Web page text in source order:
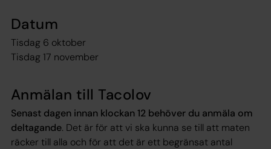
Datum
Tisdag 6 oktober
Tisdag 17 november
Anmälan till Tacolov
Senast dagen innan klockan 12 behöver du anmäla om
deltagande. Det är för att vi ska kunna se till att maten
räcker till alla och för att det är ett begränsat antal